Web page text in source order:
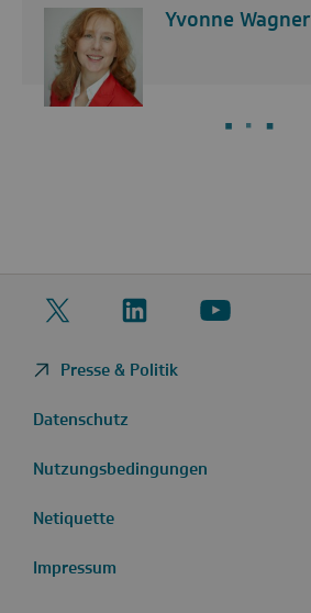
Yvonne Wagner
Twitter
LinkedIn
YouTube
Presse & Politik
Datenschutz
Nutzungsbedingungen
Netiquette
Impressum